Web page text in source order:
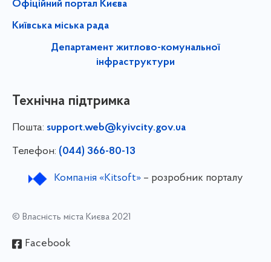
Офіційний портал Києва
Київська міська рада
Департамент житлово-комунальної
інфраструктури
Технічна підтримка
Пошта: support.web@kyivcity.gov.ua
Телефон: (044) 366-80-13
Компанія «Kitsoft»– розробник порталу
© Власність міста Києва 2021
Facebook